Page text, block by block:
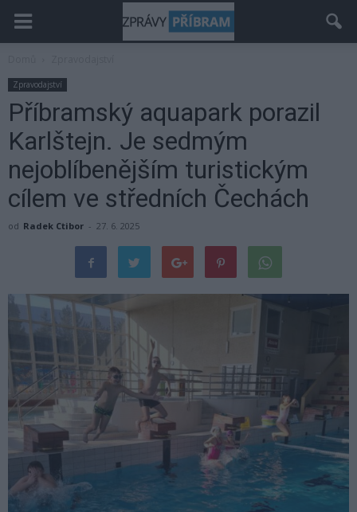
Zpravodajství
Příbramský aquapark porazil
Karlštejn. Je sedmým
nejoblíbenějším turistickým
cílem ve středních Čechách
od Radek Ctibor - 27. 6. 2025